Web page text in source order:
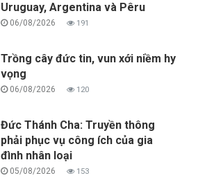
Uruguay, Argentina và Pêru
06/08/2026 191
Trồng cây đức tin, vun xới niềm hy
vọng
06/08/2026 120
Đức Thánh Cha: Truyền thông
phải phục vụ công ích của gia
đình nhân loại
05/08/2026 153